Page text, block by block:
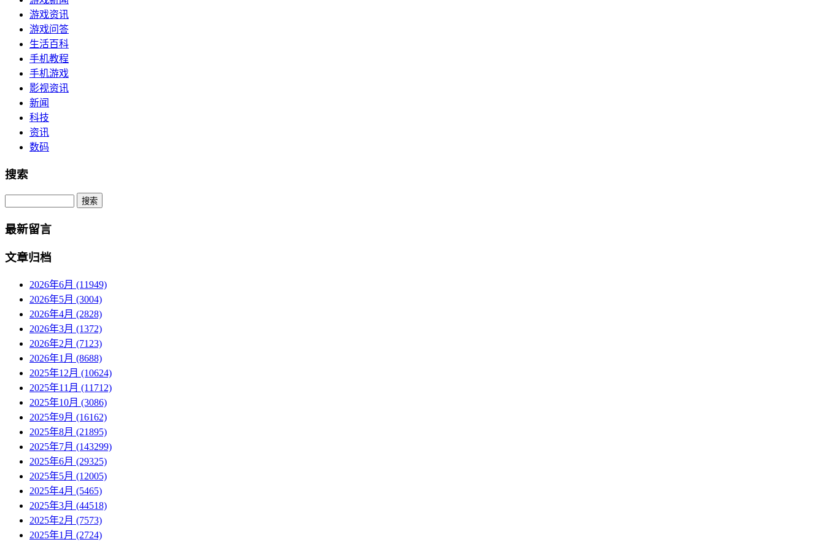
游戏资讯
游戏问答
生活百科
手机教程
手机游戏
影视资讯
新闻
科技
资讯
数码
搜索
Search
最新留言
文章归档
2026年6月 (11949)
2026年5月 (3004)
2026年4月 (2828)
2026年3月 (1372)
2026年2月 (7123)
2026年1月 (8688)
2025年12月 (10624)
2025年11月 (11712)
2025年10月 (3086)
2025年9月 (16162)
2025年8月 (21895)
2025年7月 (143299)
2025年6月 (29325)
2025年5月 (12005)
2025年4月 (5465)
2025年3月 (44518)
2025年2月 (7573)
2025年1月 (2724)